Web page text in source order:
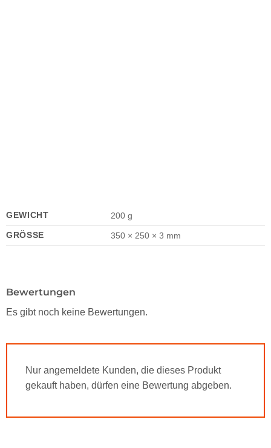
GEWICHT
200 g
GRÖSSE
350 × 250 × 3 mm
Bewertungen
Es gibt noch keine Bewertungen.
Nur angemeldete Kunden, die dieses Produkt
gekauft haben, dürfen eine Bewertung abgeben.